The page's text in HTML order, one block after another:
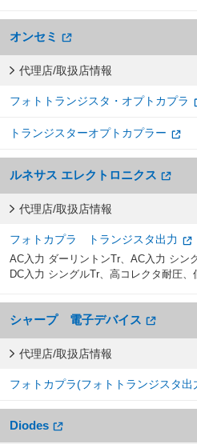
オンセミ
代理店/取扱店情報
フォトトランジスタ・オプトカプラ
トランジスターオプトカプラー
ルネサス エレクトロニクス
代理店/取扱店情報
フォトカプラ トランジスタ出力
AC入力 ダーリントンTr、AC入力 シン
DC入力 シングルTr、高コレクタ耐圧、
シャープ 電子デバイス
代理店/取扱店情報
フォトカプラ(フォトトランジスタ出
Diodes